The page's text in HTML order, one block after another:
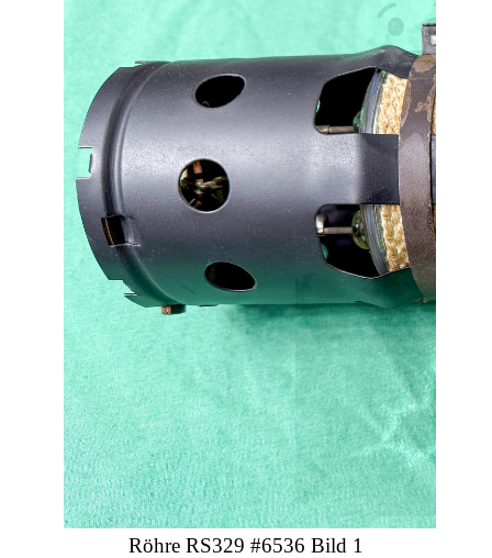
Röhre RS329 #6536 Bild 1